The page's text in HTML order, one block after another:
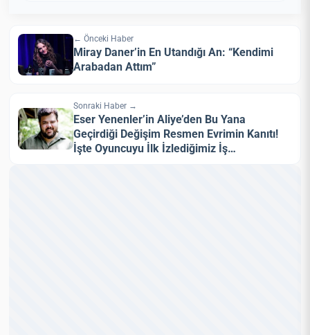
← Önceki Haber
Miray Daner’in En Utandığı An: “Kendimi
Arabadan Attım”
Sonraki Haber →
Eser Yenenler’in Aliye’den Bu Yana
Geçirdiği Değişim Resmen Evrimin Kanıtı!
İşte Oyuncuyu İlk İzlediğimiz İş…